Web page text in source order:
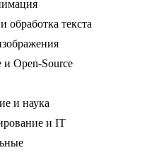
обработка текста
Open-Source
и наука
и IT